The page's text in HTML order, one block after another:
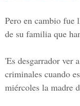
Pero en cambio fue
de su familia que
'Es desgarrador ver
criminales cuando
miércoles la madre